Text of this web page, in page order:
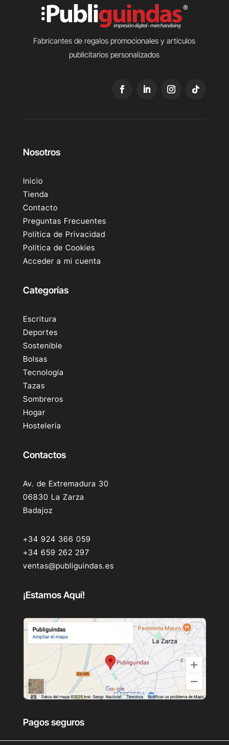
Fabricantes de regalos promocionales y artículos
publicitarios personalizados
Nosotros
Inicio
Tienda
Contacto
Preguntas Frecuentes
Política de Privacidad
Política de Cookies
Acceder a mi cuenta
Categorías
Escritura
Deportes
Sostenible
Bolsas
Tecnología
Tazas
Sombreros
Hogar
Hostelería
Contactos
Av. de Extremadura 30
06830 La Zarza
Badajoz
+34 924 366 059
+34 659 262 297
ventas@publiguindas.es
¡Estamos Aquí!
Pagos seguros